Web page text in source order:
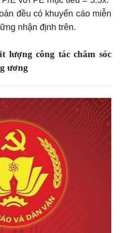
đều có khuyến cáo miễn
nhận định trên.
lượng công tác chăm sóc
ương